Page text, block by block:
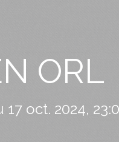
ORL
17 oct. 2024,